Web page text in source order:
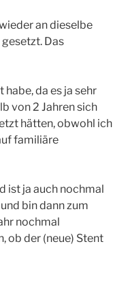
an dieselbe
Das
habe, da es ja sehr
von 2 Jahren sich
hätten, obwohl ich
familiäre
ist ja auch nochmal
bin dann zum
nochmal
ob der (neue) Stent